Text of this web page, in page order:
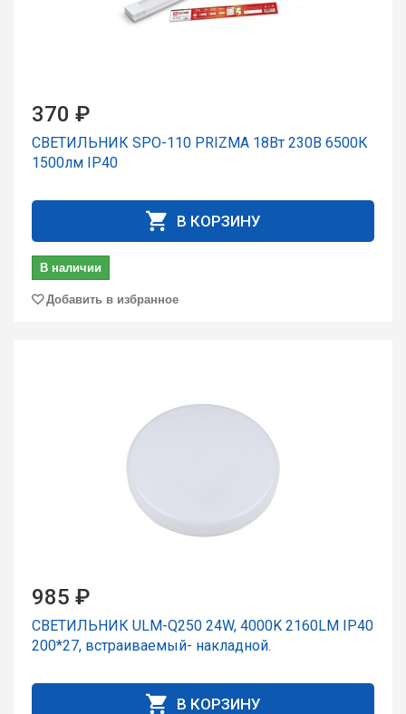
370 ₽
СВЕТИЛЬНИК SPO-110 PRIZMA 18Вт 230В 6500К
1500лм IP40
В КОРЗИНУ
В наличии
Добавить в избранное
985 ₽
СВЕТИЛЬНИК ULM-Q250 24W, 4000K 2160LM IP40
200*27, встраиваемый- накладной.
В КОРЗИНУ